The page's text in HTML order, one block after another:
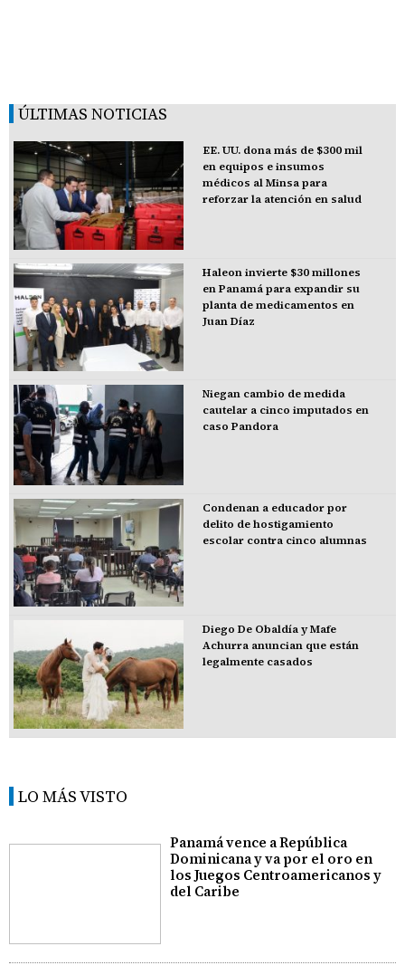
ÚLTIMAS NOTICIAS
EE. UU. dona más de $300 mil
en equipos e insumos
médicos al Minsa para
reforzar la atención en salud
Haleon invierte $30 millones
en Panamá para expandir su
planta de medicamentos en
Juan Díaz
Niegan cambio de medida
cautelar a cinco imputados en
caso Pandora
Condenan a educador por
delito de hostigamiento
escolar contra cinco alumnas
Diego De Obaldía y Mafe
Achurra anuncian que están
legalmente casados
LO MÁS VISTO
Panamá vence a República
Dominicana y va por el oro en
los Juegos Centroamericanos y
del Caribe